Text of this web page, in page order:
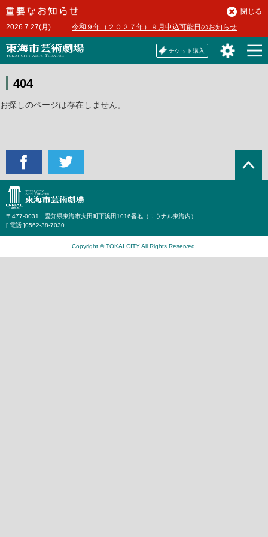
本
文
へ2026.7.27(月) 令和９年（２０２７年）９月申込可能日のお知らせ
閉じる
チケット購入
404
お探しのページは存在しません。
〒477-0031 愛知県東海市大田町下浜田1016番地（ユウナル東海内）
[ 電話 ]0562-38-7030
Copyright © TOKAI CITY All Rights Reserved.